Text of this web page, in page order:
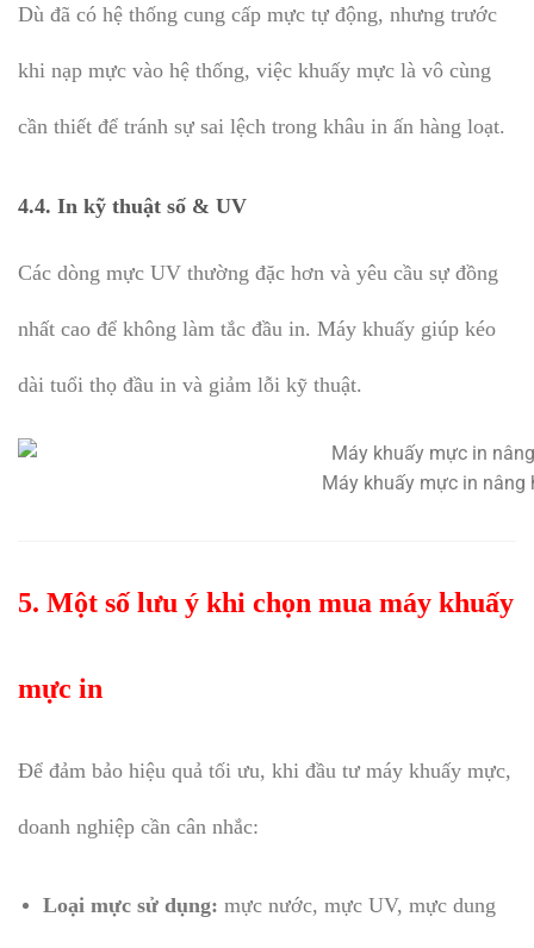
Dù đã có hệ thống cung cấp mực tự động, nhưng trước
khi nạp mực vào hệ thống, việc khuấy mực là vô cùng
cần thiết để tránh sự sai lệch trong khâu in ấn hàng loạt.
4.4. In kỹ thuật số & UV
Các dòng mực UV thường đặc hơn và yêu cầu sự đồng
nhất cao để không làm tắc đầu in. Máy khuấy giúp kéo
dài tuổi thọ đầu in và giảm lỗi kỹ thuật.
Máy khuấy mực in nâng
5. Một số lưu ý khi chọn mua máy khuấy
mực in
Để đảm bảo hiệu quả tối ưu, khi đầu tư máy khuấy mực,
doanh nghiệp cần cân nhắc:
Loại mực sử dụng: mực nước, mực UV, mực dung